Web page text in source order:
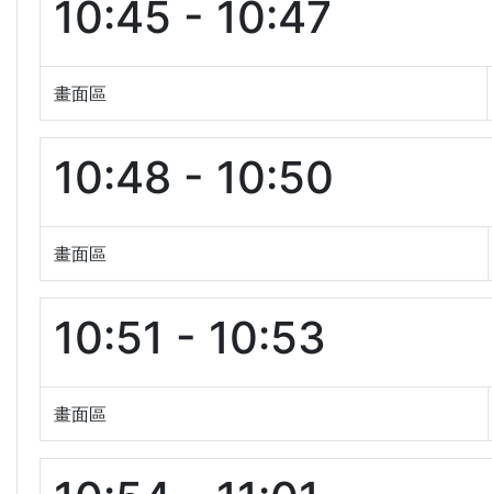
10:45 - 10:47
畫面區
10:48 - 10:50
畫面區
10:51 - 10:53
畫面區